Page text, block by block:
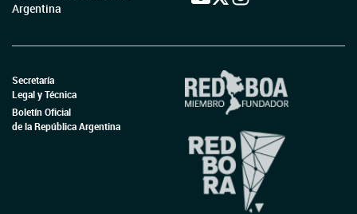
Argentina
Secretaría
Legal y Técnica
Boletín Oficial
de la República Argentina